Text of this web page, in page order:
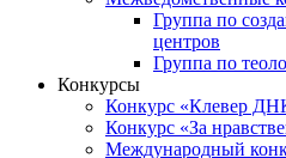
Группа по
центров
Группа по
Конкурсы
Конкурс «Клевер
Конкурс «За
Международный